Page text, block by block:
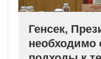
Генсек,
необходимо